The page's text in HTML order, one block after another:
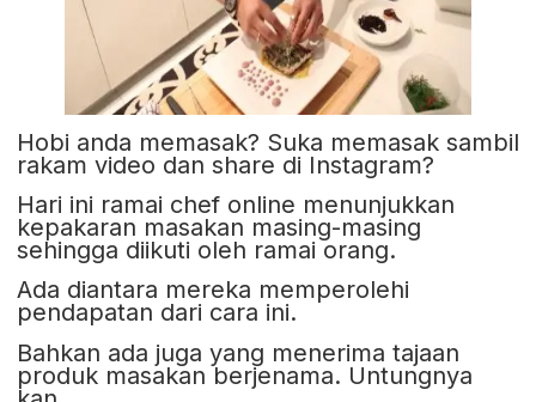
Hobi anda memasak? Suka memasak sambil
rakam video dan share di Instagram?
Hari ini ramai chef online menunjukkan
kepakaran masakan masing-masing
sehingga diikuti oleh ramai orang.
Ada diantara mereka memperolehi
pendapatan dari cara ini.
Bahkan ada juga yang menerima tajaan
produk masakan berjenama. Untungnya